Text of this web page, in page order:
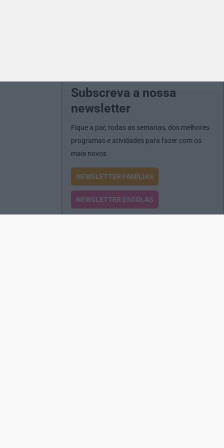
Subscreva a nossa
newsletter
Fique a par, todas as semanas, dos melhores
programas e atividades para fazer com os
mais novos
NEWSLETTER FAMÍLIAS
NEWSLETTER ESCOLAS